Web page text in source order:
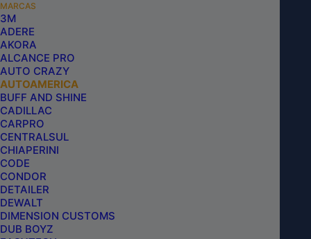
MARCAS
3M
ADERE
AKORA
ALCANCE PRO
AUTO CRAZY
AUTOAMERICA
BUFF AND SHINE
CADILLAC
CARPRO
CENTRALSUL
CHIAPERINI
CODE
CONDOR
DETAILER
DEWALT
DIMENSION CUSTOMS
DUB BOYZ